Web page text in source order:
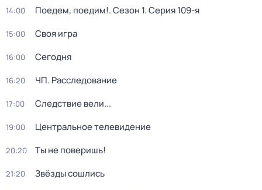
14:00 Поедем, поедим!. Сезон 1. Серия 109-я
15:00 Своя игра
16:00 Сегодня
16:20 ЧП. Расследование
17:00 Следствие вели...
19:00 Центральное телевидение
20:20 Ты не поверишь!
21:20 Звёзды сошлись